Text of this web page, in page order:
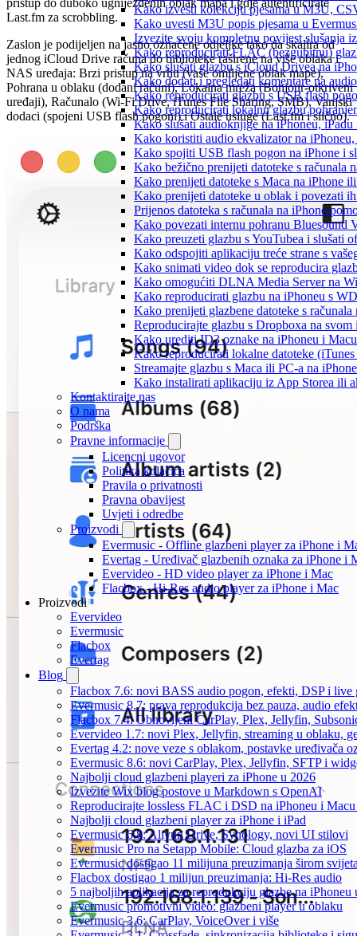
Kako izvesti kolekciju pjesama u M3U,
Kako uvesti M3U popis pjesama u
Izvezite svoju kompletnu povijest slušanja
Kako reproducirati FLAC (bezgubitnu)
Kako slušati glazbu s iCloud Drivea na
Kako dodati i pregledati komentare na
Kako reproducirati glazbu s USB flash
Kako reproducirati lokalnu glazbu
Kako slušati audioknjige na iPhoneu,
Kako koristiti audio ekvalizator na
Kako spojiti USB flash pogon na iPhone i
Kako bežično prenijeti datoteke s računala
Kako prenijeti datoteke s Maca na iPhone
Kako prenijeti datoteke u oblak i povezati
Prijenos datoteka s računala na iPhone
Kako povezati internu pohranu Bluesound
Kako preuzeti glazbu s YouTubea i slušati
Kako odspojiti aplikaciju treće strane s
Kako snimati video dok se reproducira
Kako omogućiti DLNA Media Server na
Kako reproducirati glazbu na iPhoneu s
Kako prenijeti glazbene datoteke s
Reproducirajte glazbu s Dropboxa na
Kako urediti ID3 oznake na iPhoneu i Macu
Kako reproducirati lokalne datoteke
Streamajte glazbu s Maca ili PC-a na
Kako instalirati aplikaciju iz App Storea ili
Kontaktirajte nas
O nama
Podrška
Pravne informacije
Licencni ugovor
Politika kolačića
Pravila o privatnosti
Pravna obavijest
Uvjeti i odredbe
Proizvodi
Evermusic - Offline glazbeni player za iPhone i
Evertag - Uređivač glazbenih oznaka za iPhone i
Evervideo - HD video player za iPhone i Mac
Flacbox - Hi-Res audio player za iPhone i Mac
Proizvodi
Evervideo
Evermusic
Flacbox
Evertag
Blog
Flacbox 7.6: novi BASS audio pogon, efekti, DSP i live
Evermusic 8.7: prava reprodukcija bez pauza, audio
Flacbox 7.4: Obnovljeni CarPlay, Plex, Jellyfin,
Evervideo 1.7: novi Plex, Jellyfin, streaming u oblaku,
Evertag 4.2: nove veze s oblakom, postavke uređivača
Evermusic 8.6: novi CarPlay, Plex, Jellyfin, SFTP i
Najbolji cloud glazbeni playeri za iPhone u 2026
Izvezite Wix blog postove u Markdown s OpenAI
Reproducirajte lossless FLAC i DSD na iPhoneu i
Najbolji cloud glazbeni player za iPhone i iPad
Evermusic 6.8: Aliyun Drive, Synology, novi UI stilovi
Evermusic Pro na Setapp Mobile: Cloud glazba za iOS
Evermusic dostigao 11 milijuna preuzimanja širom
Flacbox dostigao 1 milijun preuzimanja: Hi-Res audio
5 najboljih aplikacija za reprodukciju glazbe na iPhoneu
Evermusic promotivni video: glazbeni player u oblaku
Evermusic 3.6: CarPlay, VoiceOver i više
Last.fm za scrobbling.
Zaslon je podijeljen na jasno označene odjeljke tako da skalira od
jednog iCloud Drive računa do biblioteke raširene na više oblaka i
NAS uređaja: Brzi pristup na vrhu (vaše omiljene oblak mape),
Pohrana u oblaku (dodani računi), Lokalna mreža (Bonjour-otkriveni
uređaji), Računalo (Wi-Fi Drive, iTunes File Sharing, SMB), Vanjski
dodaci (spojeni USB flash pogoni) i Ostale usluge (Last.fm i slično).